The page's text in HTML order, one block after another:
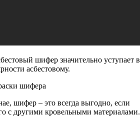
шифер значительно уступает в
асбестовому.
шифера
шифер – это всегда выгодно, если
с другими кровельными материалами.